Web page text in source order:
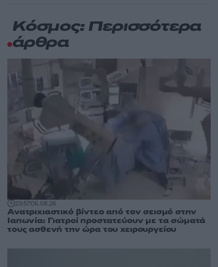
Κόσμος: Περισσότερα
άρθρα
23:5706.08.26
Ανατριχιαστικό βίντεο από τον σεισμό στην
Ιαπωνία: Γιατροί προστατεύουν με τα σώματά
τους ασθενή την ώρα του χειρουργείου